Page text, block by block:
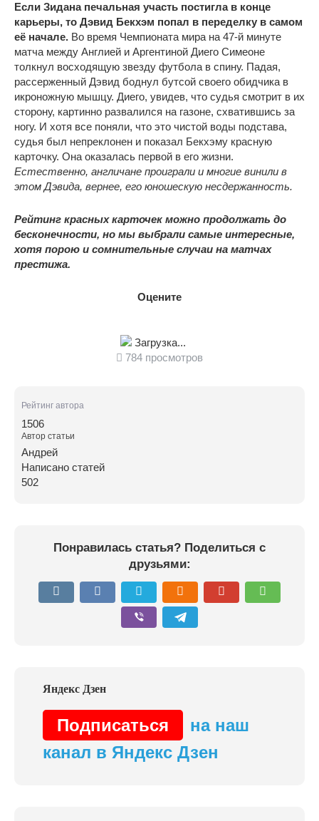
Если Зидана печальная участь постигла в конце
карьеры, то Дэвид Бекхэм попал в переделку в самом
её начале. Во время Чемпионата мира на 47-й минуте
матча между Англией и Аргентиной Диего Симеоне
толкнул восходящую звезду футбола в спину. Падая,
рассерженный Дэвид боднул бутсой своего обидчика в
икроножную мышцу. Диего, увидев, что судья смотрит в их
сторону, картинно развалился на газоне, схватившись за
ногу. И хотя все поняли, что это чистой воды подстава,
судья был непреклонен и показал Бекхэму красную
карточку. Она оказалась первой в его жизни.
Естественно, англичане проиграли и многие винили в
этом Дэвида, вернее, его юношескую несдержанность.
Рейтинг красных карточек можно продолжать до
бесконечности, но мы выбрали самые интересные,
хотя порою и сомнительные случаи на матчах
престижа.
Оцените
Загрузка...
784 просмотров
Рейтинг автора
1506
Автор статьи
Андрей
Написано статей
502
Понравилась статья? Поделиться с
друзьями:
Подписаться
на наш
канал в Яндекс Дзен